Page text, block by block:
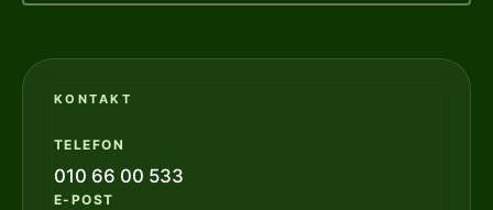
KONTAKT
TELEFON
010 66 00 533
E-POST